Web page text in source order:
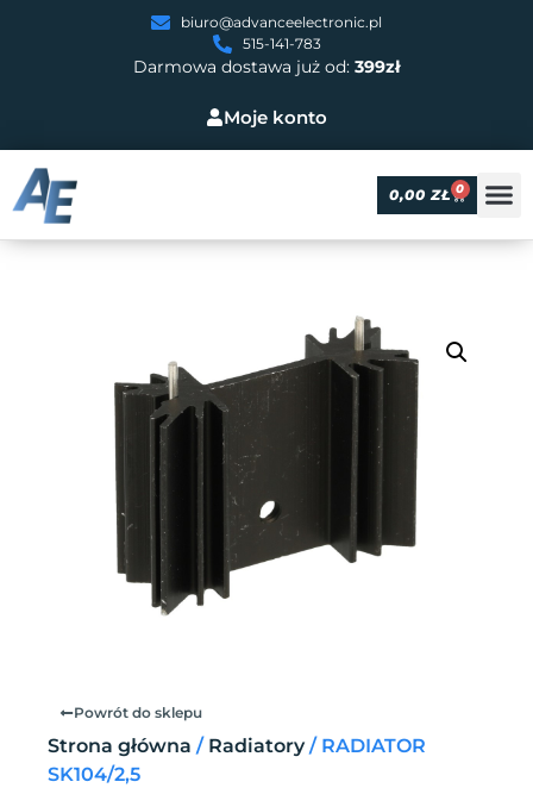
Moje konto
Darmowa dostawa już od: 399zł
biuro@advanceelectronic.pl
515-141-783
0,00 ZŁ 0
Powrót do sklepu
Strona główna / Radiatory/ RADIATOR
SK104/2,5